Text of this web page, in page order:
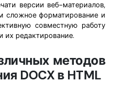
версии веб-материалов,
сложное форматирование и
совместную работу
их редактирование.
методов
DOCX в HTML